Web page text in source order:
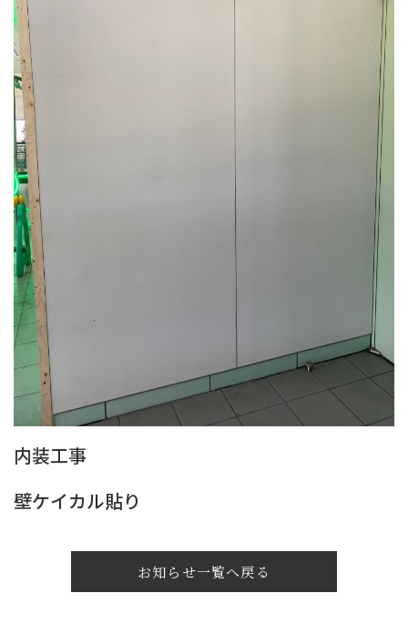
内装工事
壁ケイカル貼り
お知らせ一覧へ戻る